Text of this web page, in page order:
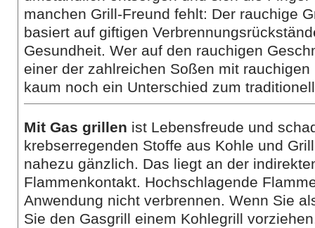
manchen Grill-Freund fehlt: Der rauchige
basiert auf giftigen
Gesundheit. Wer auf den rauchigen
einer der zahlreichen Soßen mit
kaum noch ein Unterschied zum
Mit Gas grillen ist Lebensfreude und
krebserregenden Stoffe aus Kohle und
nahezu gänzlich. Das liegt an der
Flammenkontakt. Hochschlagende
Anwendung nicht verbrennen. Wenn Sie
Sie den Gasgrill einem Kohlegrill